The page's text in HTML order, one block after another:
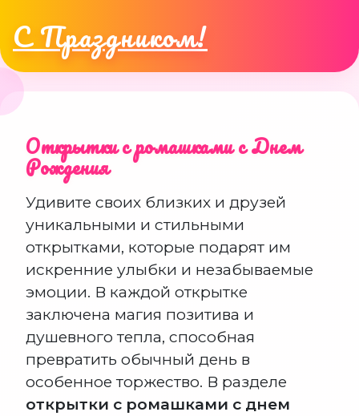
С Праздником!
Открытки с ромашками с Днем
Рождения
Удивите своих близких и друзей
уникальными и стильными
открытками, которые подарят им
искренние улыбки и незабываемые
эмоции. В каждой открытке
заключена магия позитива и
душевного тепла, способная
превратить обычный день в
особенное торжество. В разделе
открытки с ромашками с днем